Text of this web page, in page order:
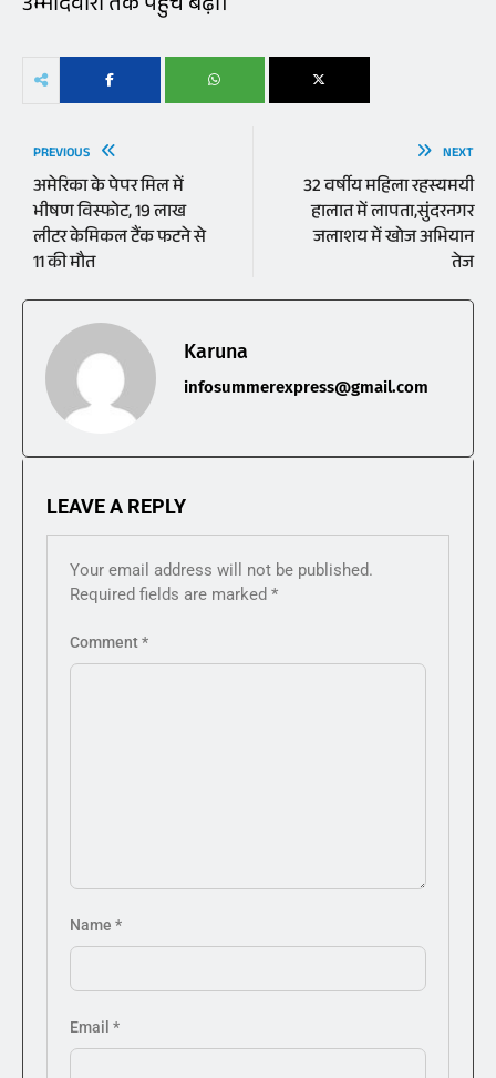
PREVIOUS
अमेरिका के पेपर मिल में
भीषण विस्फोट, 19 लाख
लीटर केमिकल टैंक फटने से
11 की मौत
NEXT
32 वर्षीय महिला रहस्यमयी
हालात में लापता,सुंदरनगर
जलाशय में खोज अभियान
तेज
Karuna
infosummerexpress@gmail.com
LEAVE A REPLY
Your email address will not be published.
Required fields are marked *
Comment*
Name *
Email *